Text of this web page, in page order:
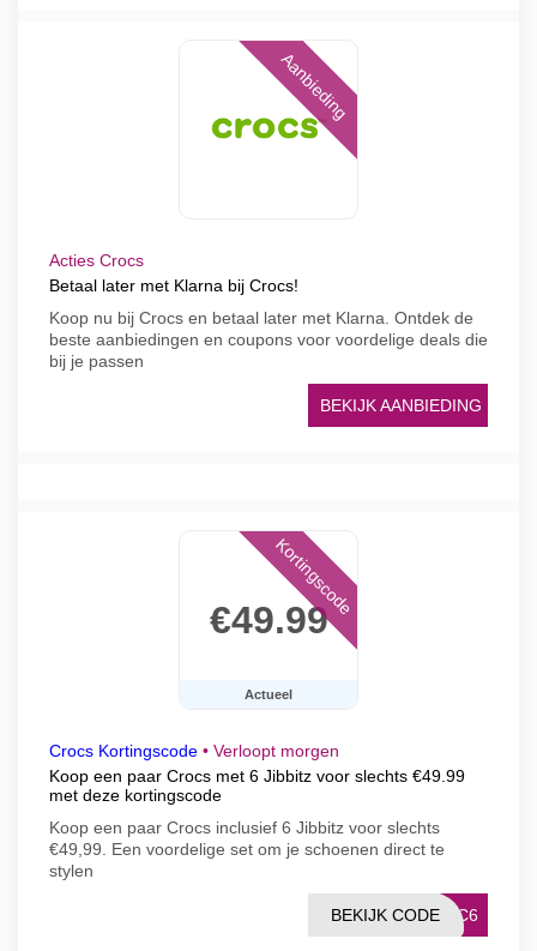
Aanbieding
Acties Crocs
Betaal later met Klarna bij Crocs!
Koop nu bij Crocs en betaal later met Klarna. Ontdek de
beste aanbiedingen en coupons voor voordelige deals die
bij je passen
BEKIJK AANBIEDING
€49.99
Actueel
Kortingscode
Crocs Kortingscode • Verloopt morgen
Koop een paar Crocs met 6 Jibbitz voor slechts €49.99
met deze kortingscode
Koop een paar Crocs inclusief 6 Jibbitz voor slechts
€49,99. Een voordelige set om je schoenen direct te
stylen
SIC6
BEKIJK CODE